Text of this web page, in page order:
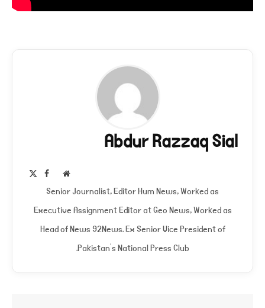
Abdur Razzaq Sial
Website
Facebook
Senior Journalist, Editor Hum News, Worked as
Executive Assignment Editor at Geo News, Worked as
Head of News 92News. Ex Senior Vice President of
Pakistan's National Press Club.